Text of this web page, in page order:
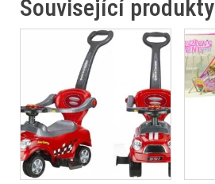
Související produkty